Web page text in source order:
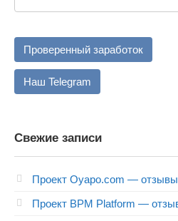
Проверенный заработок
Наш Telegram
Свежие записи
Проект Oyapo.com —
Проект BPM Platform —